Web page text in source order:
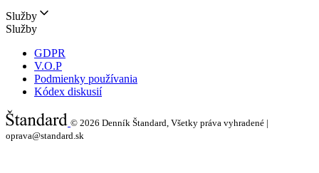
Služby
Služby
GDPR
V.O.P
Podmienky používania
Kódex diskusií
© 2026 Denník Štandard, Všetky práva vyhradené |
oprava@standard.sk